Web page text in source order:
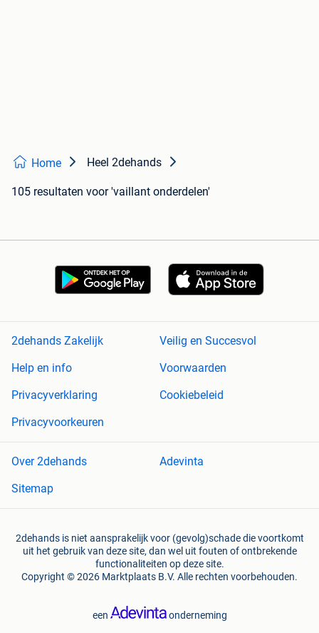
Home Heel 2dehands
105 resultaten voor 'vaillant onderdelen'
2dehands Zakelijk
Veilig en Succesvol
Help en info
Voorwaarden
Privacyverklaring
Cookiebeleid
Privacyvoorkeuren
Over 2dehands
Adevinta
Sitemap
2dehands is niet aansprakelijk voor (gevolg)schade die voortkomt
uit het gebruik van deze site, dan wel uit fouten of ontbrekende
functionaliteiten op deze site.
Copyright © 2026 Marktplaats B.V. Alle rechten voorbehouden.
een onderneming